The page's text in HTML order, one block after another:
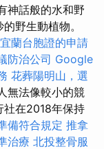
神話般的水和野
野生動植物。
宜蘭台胞證的申請
防治公司 Google
花葬陽明山，選
無法像較小的競
社在2018年保持
備符合規定 推拿
治療 北投整骨服